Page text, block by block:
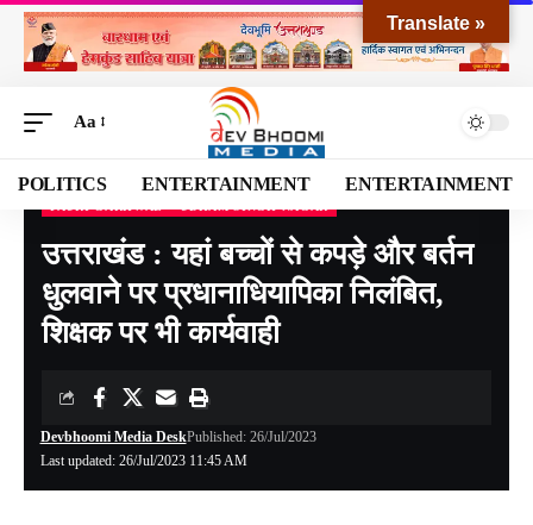
Aa
POLITICS ENTERTAINMENT ENTERTAINMENT
Devbhoomi Media Blog>NATIONAL>UTTARAKHAND>PAURI GARHWAL
उत्तराखंड : यहां बच्चों से कपड़े और बर्तन
धुलवाने पर प्रधानाधियापिका निलंबित,
शिक्षक पर भी कार्यवाही
Last updated: 26/Jul/2023 11:45 AM
Devbhoomi Media DeskPublished: 26/Jul/2023
Translate »